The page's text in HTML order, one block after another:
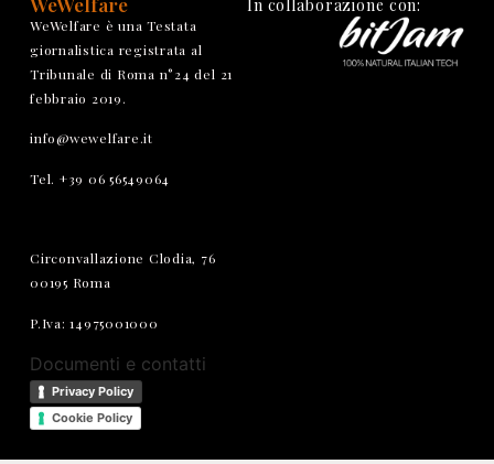
WeWelfare è una Testata
giornalistica registrata al
Tribunale di Roma n°24 del 21
febbraio 2019.
info@wewelfare.it
Tel. +39 06 56549064
Circonvallazione Clodia, 76
00195 Roma
P.Iva: 14975001000
Documenti e contatti
Privacy Policy
Cookie Policy
In collaborazione con: